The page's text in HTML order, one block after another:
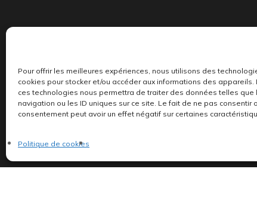
Pour offrir les meilleures expériences, nous utilisons des
cookies pour stocker et/ou accéder aux informations des appareils.
ces technologies nous permettra de traiter des données telles que
navigation ou les ID uniques sur ce site. Le fait de ne pas consentir
consentement peut avoir un effet négatif sur certaines
Politique de cookies
Indépendants et passionnés, nous